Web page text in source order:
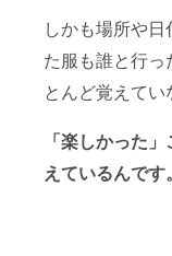
しかも場所や
た服も誰と行っ
とんど覚えてい
「楽しかった
えているんです。